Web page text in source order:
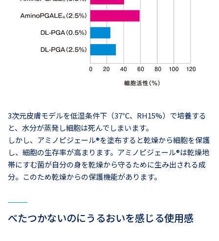
3次元皮膚モデルを低湿条件下（37℃、RH15%）で培養する
と、水分が蒸発し細胞は死んでしまいます。
しかし、アミノピジェール®を塗布すると乾燥から細胞を保護
し、細胞の生存率が高まります。アミノピジェール®は乾燥地
帯にすむ菌が自分の身を乾燥から守るために生み出される成
分。このため乾燥からの保護機能があります。
べたつかないのにうるおいを感じる使用感